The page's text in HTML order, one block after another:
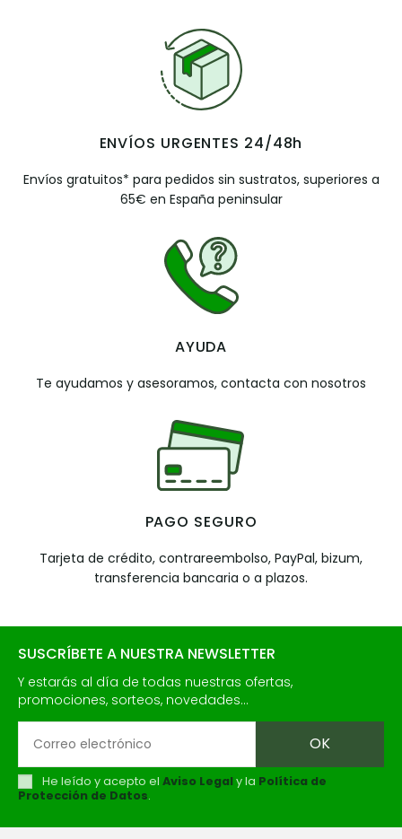
ENVÍOS URGENTES 24/48h
Envíos gratuitos* para pedidos sin sustratos, superiores a
65€ en España peninsular
AYUDA
Te ayudamos y asesoramos, contacta con nosotros
PAGO SEGURO
Tarjeta de crédito, contrareembolso, PayPal, bizum,
transferencia bancaria o a plazos.
SUSCRÍBETE A NUESTRA NEWSLETTER
Y estarás al día de todas nuestras ofertas,
promociones, sorteos, novedades...
He leído y acepto el Aviso Legaly la Política de
Protección de Datos.